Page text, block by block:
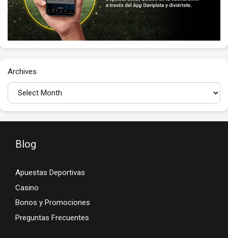
Archives
Blog
Apuestas Deportivas
Casino
Bonos y Promociones
Preguntas Frecuentes